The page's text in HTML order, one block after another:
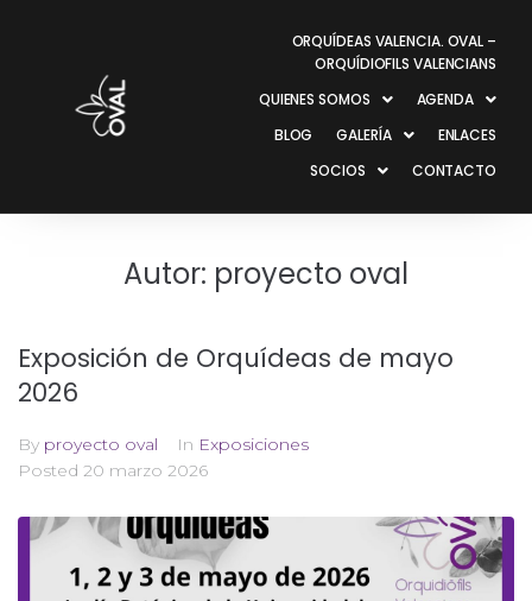
ORQUÍDEAS VALENCIA. OVAL –
ORQUÍDIOFILS VALENCIANS
QUIENES SOMOS
AGENDA
BLOG
GALERÍA
ENLACES
SOCIOS
CONTACTO
Autor: proyecto oval
Exposición de Orquídeas de mayo
2026
By proyecto oval In Exposiciones
Posted 20 marzo 2026